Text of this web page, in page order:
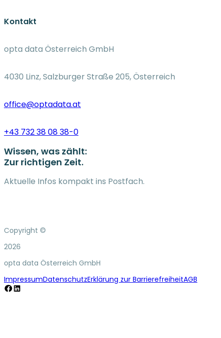
Kontakt
opta data Österreich GmbH
4030 Linz, Salzburger Straße 205, Österreich
office@optadata.at
+43 732 38 08 38-0
Wissen, was zählt:
Zur richtigen Zeit.
Aktuelle Infos kompakt ins Postfach.
Copyright ©
2026
opta data Österreich GmbH
ImpressumDatenschutzErklärung zur BarrierefreiheitAGB
Facebook